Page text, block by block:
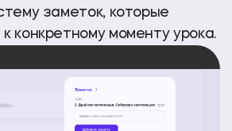
заметок, которые
конкретному моменту урока.